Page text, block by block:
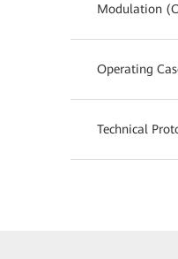
Modulation
Operating
Technical